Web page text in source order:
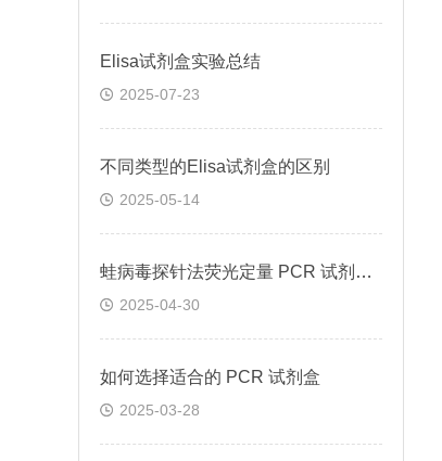
Elisa试剂盒实验总结
2025-07-23
不同类型的Elisa试剂盒的区别
2025-05-14
蛙病毒探针法荧光定量 PCR 试剂盒定量定性检测
2025-04-30
如何选择适合的 PCR 试剂盒
2025-03-28